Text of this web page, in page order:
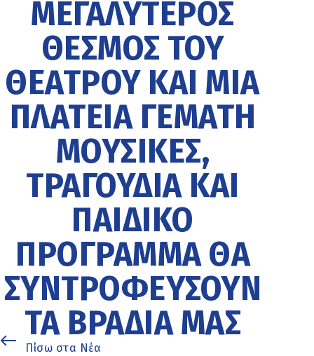
ΜΕΓΑΛΎΤΕΡΟΣ
ΘΕΣΜΌΣ ΤΟΥ
ΘΕΆΤΡΟΥ ΚΑΙ ΜΊΑ
ΠΛΑΤΕΊΑ ΓΕΜΆΤΗ
ΜΟΥΣΙΚΈΣ,
ΤΡΑΓΟΎΔΙΑ ΚΑΙ
ΠΑΙΔΙΚΌ
ΠΡΌΓΡΑΜΜΑ ΘΑ
ΣΥΝΤΡΟΦΕΎΣΟΥΝ
ΤΑ ΒΡΆΔΙΑ ΜΑΣ
Πίσω στα Νέα